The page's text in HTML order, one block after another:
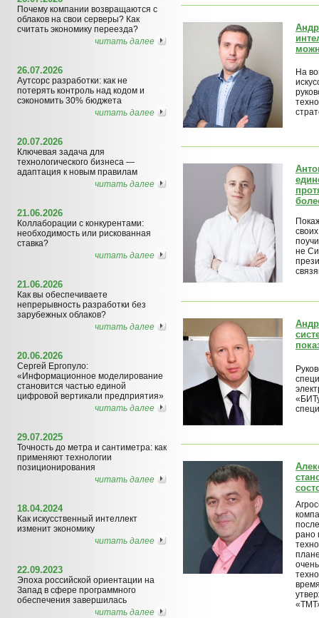
Почему компании возвращаются с
облаков на свои серверы? Как
считать экономику переезда?
читать далее
26.07.2026
Аутсорс разработки: как не
потерять контроль над кодом и
сэкономить 30% бюджета
читать далее
20.07.2026
Ключевая задача для
технологического бизнеса —
адаптация к новым правилам
читать далее
21.06.2026
Коллаборации с конкурентами:
необходимость или рискованная
ставка?
читать далее
21.06.2026
Как вы обеспечиваете
непрерывность разработки без
зарубежных облаков?
читать далее
20.06.2026
Сергей Ергопуло:
«Информационное моделирование
становится частью единой
цифровой вертикали предприятия»
читать далее
29.07.2025
Точность до метра и сантиметра: как
применяют технологии
позиционирования
читать далее
18.04.2024
Как искусственный интеллект
изменит экономику
читать далее
22.09.2023
Эпоха российской ориентации на
Запад в сфере программного
обеспечения завершилась
читать далее
На
не
рано